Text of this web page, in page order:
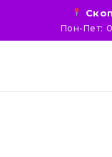
Пон-Пет: